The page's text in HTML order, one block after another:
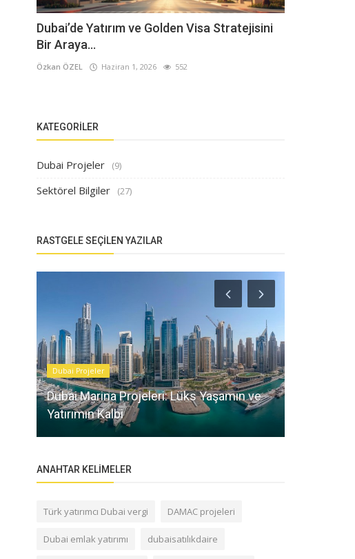
Dubai’de Yatırım ve Golden Visa Stratejisini
Bir Araya...
Özkan ÖZEL Haziran 1, 2026 552
KATEGORILER
Dubai Projeler (9)
Sektörel Bilgiler (27)
RASTGELE SEÇILEN YAZILAR
Dubai Projeler
Dubai Marina Projeleri: Lüks Yaşamın ve
Yatırımın Kalbi
ANAHTAR KELIMELER
Türk yatırımcı Dubai vergi DAMAC projeleri
Dubai emlak yatırımı dubaisatılıkdaire